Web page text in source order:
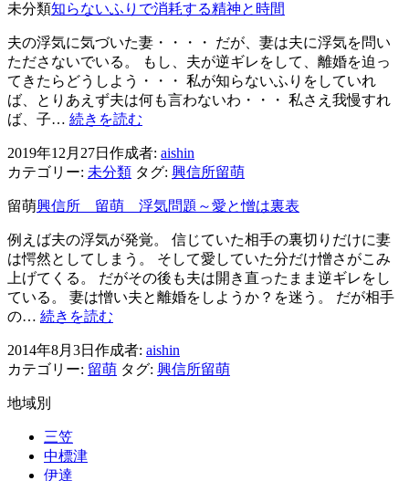
題
迷
い
の
時
間
が
一
番
い
未分類知らないふりで消耗する精神と時間
夫の浮気に気づいた妻・・・・ だが、妻は夫に浮気を問い
たださないでいる。 もし、夫が逆ギレをして、離婚を迫っ
てきたらどうしよう・・・ 私が知らないふりをしていれ
ば、とりあえず夫は何も言わないわ・・・ 私さえ我慢すれ
ば、子… 続きを読む
な
い
ふ
り
で
耗
す
神
と
2019年12月27日 作成者: aishin
カテゴリー: 未分類 タグ: 興信所留萌
留萌興信所 留萌 浮気問題～愛と憎は裏表
例えば夫の浮気が発覚。 信じていた相手の裏切りだけに妻
は愕然としてしまう。 そして愛していた分だけ憎さがこみ
上げてくる。 だがその後も夫は開き直ったまま逆ギレをし
ている。 妻は憎い夫と離婚をしようか？を迷う。 だが相手
の… 続きを読む
所
留
2014年8月3日 作成者: aishin
カテゴリー: 留萌 タグ: 興信所留萌
地域別
三笠
中標津
伊達